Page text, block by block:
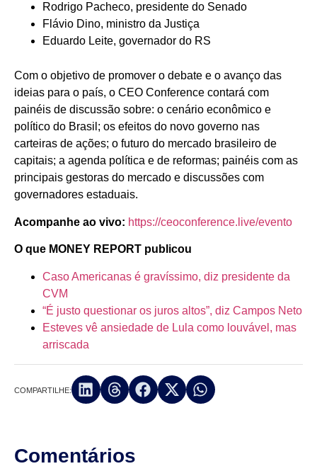
Rodrigo Pacheco, presidente do Senado
Flávio Dino, ministro da Justiça
Eduardo Leite, governador do RS
Com o objetivo de promover o debate e o avanço das
ideias para o país, o CEO Conference contará com
painéis de discussão sobre: o cenário econômico e
político do Brasil; os efeitos do novo governo nas
carteiras de ações; o futuro do mercado brasileiro de
capitais; a agenda política e de reformas; painéis com as
principais gestoras do mercado e discussões com
governadores estaduais.
Acompanhe ao vivo: https://ceoconference.live/evento
O que MONEY REPORT publicou
Caso Americanas é gravíssimo, diz presidente da
CVM
“É justo questionar os juros altos”, diz Campos Neto
Esteves vê ansiedade de Lula como louvável, mas
arriscada
COMPARTILHE:
Comentários